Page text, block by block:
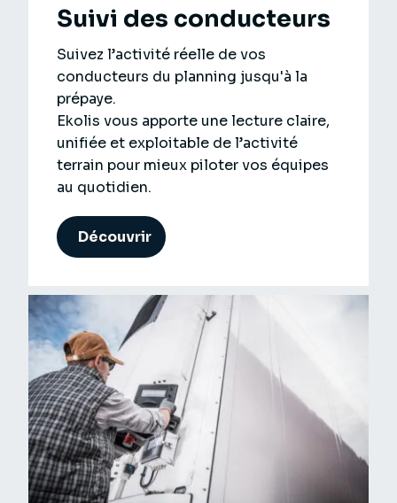
Suivi des conducteurs
Suivez l’activité réelle de vos
conducteurs du planning jusqu'à la
prépaye.
Ekolis vous apporte une lecture claire,
unifiée et exploitable de l’activité
terrain pour mieux piloter vos équipes
au quotidien.
Découvrir